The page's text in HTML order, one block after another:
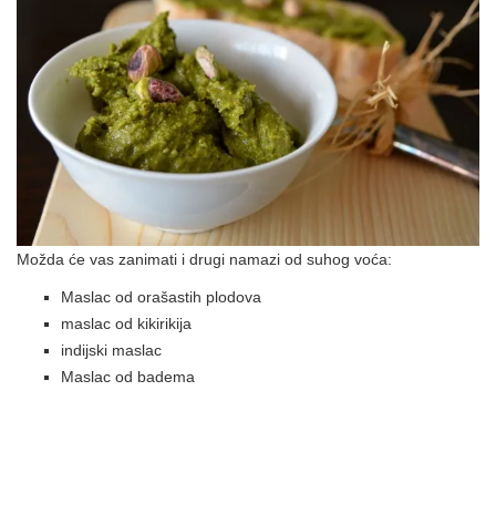
Možda će vas zanimati i drugi namazi od suhog voća:
Maslac od orašastih plodova
maslac od kikirikija
indijski maslac
Maslac od badema